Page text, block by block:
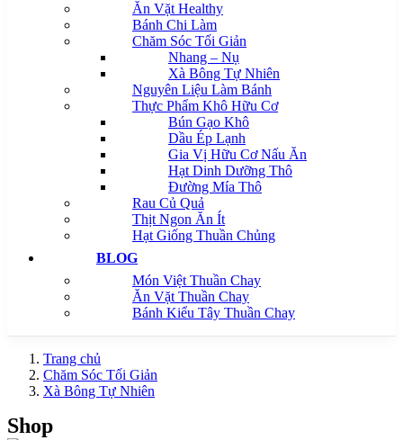
Ăn Vặt Healthy
Bánh Chi Làm
Chăm Sóc Tối Giản
Nhang – Nụ
Xà Bông Tự Nhiên
Nguyên Liệu Làm Bánh
Thực Phẩm Khô Hữu Cơ
Bún Gạo Khô
Dầu Ép Lạnh
Gia Vị Hữu Cơ Nấu Ăn
Hạt Dinh Dưỡng Thô
Đường Mía Thô
Rau Củ Quả
Thịt Ngon Ăn Ít
Hạt Giống Thuần Chủng
BLOG
Món Việt Thuần Chay
Ăn Vặt Thuần Chay
Bánh Kiểu Tây Thuần Chay
Trang chủ
Chăm Sóc Tối Giản
Xà Bông Tự Nhiên
Shop